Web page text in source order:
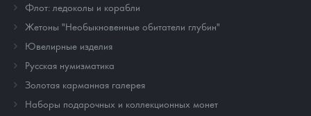
Флот: ледоколы и корабли
Жетоны "Необыкновенные обитатели глубин"
Ювелирные изделия
Русская нумизматика
Золотая карманная галерея
Наборы подарочных и коллекционных монет